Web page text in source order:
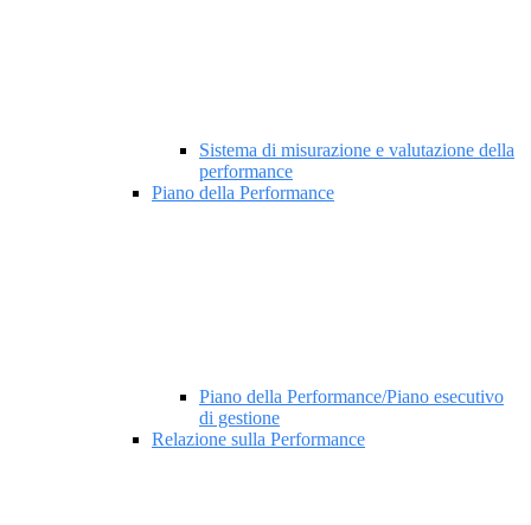
Sistema di misurazione e valutazione della
performance
Piano della Performance
Piano della Performance/Piano esecutivo
di gestione
Relazione sulla Performance